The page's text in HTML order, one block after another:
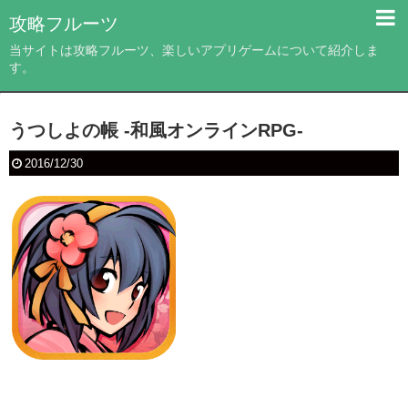
攻略フルーツ
当サイトは攻略フルーツ、楽しいアプリゲームについて紹介しま
す。
うつしよの帳 -和風オンラインRPG-
2016/12/30